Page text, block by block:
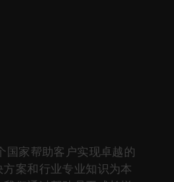
国家帮助客户实现卓越的
案和行业专业知识为本